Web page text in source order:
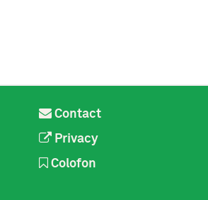
Contact
Privacy
Colofon